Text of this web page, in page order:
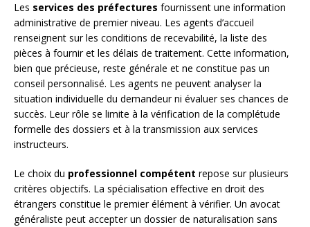
Les services des préfectures fournissent une information
administrative de premier niveau. Les agents d’accueil
renseignent sur les conditions de recevabilité, la liste des
pièces à fournir et les délais de traitement. Cette information,
bien que précieuse, reste générale et ne constitue pas un
conseil personnalisé. Les agents ne peuvent analyser la
situation individuelle du demandeur ni évaluer ses chances de
succès. Leur rôle se limite à la vérification de la complétude
formelle des dossiers et à la transmission aux services
instructeurs.
Le choix du professionnel compétent repose sur plusieurs
critères objectifs. La spécialisation effective en droit des
étrangers constitue le premier élément à vérifier. Un avocat
généraliste peut accepter un dossier de naturalisation sans